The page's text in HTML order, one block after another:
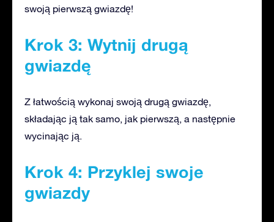
swoją pierwszą gwiazdę!
Krok 3: Wytnij drugą
gwiazdę
Z łatwością wykonaj swoją drugą gwiazdę,
składając ją tak samo, jak pierwszą, a następnie
wycinając ją.
Krok 4: Przyklej swoje
gwiazdy